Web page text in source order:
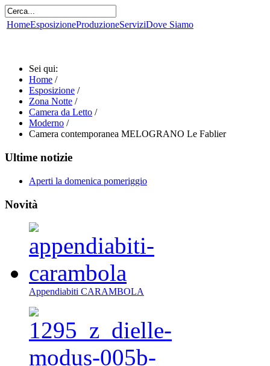
HomeEsposizioneProduzioneServiziDove Siamo
Sei qui:
Home /
Esposizione /
Zona Notte /
Camera da Letto /
Moderno /
Camera contemporanea MELOGRANO Le Fablier
Ultime notizie
Aperti la domenica pomeriggio
Novità
Appendiabiti CARAMBOLA